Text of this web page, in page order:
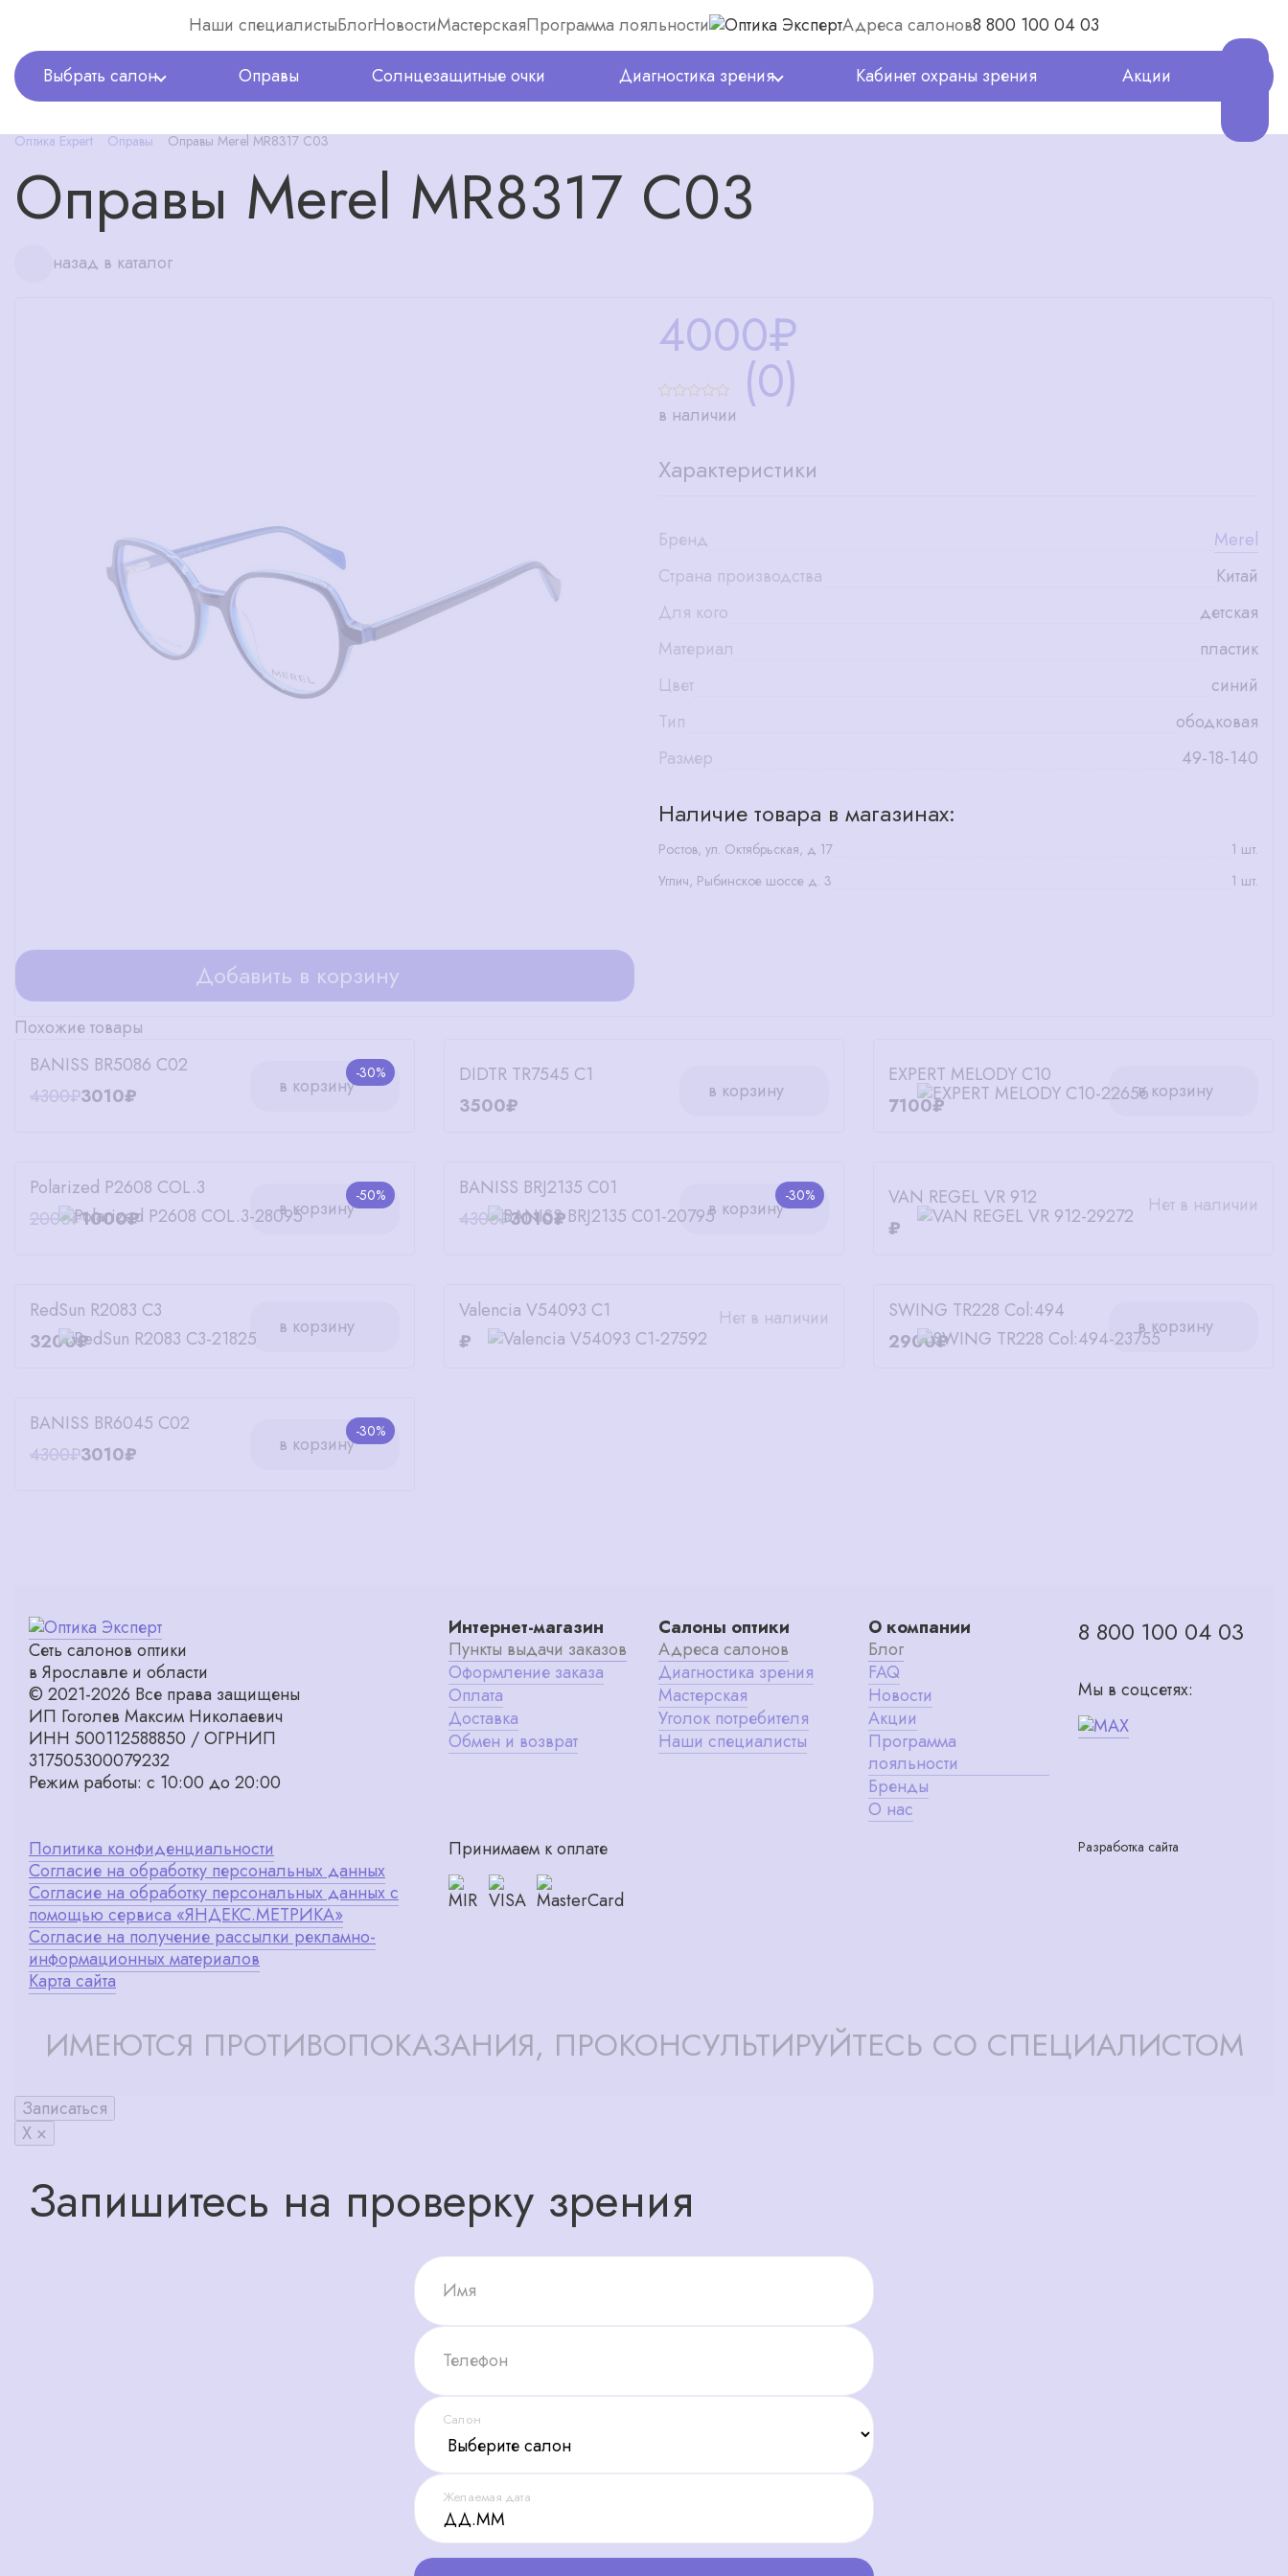
Наши специалистыБлогНовостиМастерскаяПрограмма лояльности Адреса салонов8 800 100 04 03
Выбрать салон Оправы Солнцезащитные очки Диагностика зрения Кабинет охраны зрения Акции
Оптика Expert Оправы Оправы Merel MR8317 C03
Оправы Merel MR8317 C03
назад в каталог
4000₽
(0)
в наличии
Характеристики
Бренд
Merel
Страна производства
Китай
Для кого
детская
Материал
пластик
Цвет
синий
Тип
ободковая
Размер
49-18-140
Наличие товара в магазинах:
Ростов, ул. Октябрьская, д 17
1 шт.
Углич, Рыбинское шоссе д. 3
1 шт.
Добавить в корзину
Похожие товары
-30%
BANISS BR5086 C02
4300₽3010₽ в корзину
DIDTR TR7545 C1
3500₽
в корзину
EXPERT MELODY C10
7100₽
в корзину
-50%
Polarized P2608 COL.3
2000₽1000₽ в корзину
-30%
BANISS BRJ2135 C01
4300₽3010₽ в корзину
VAN REGEL VR 912
₽
Нет в наличии
RedSun R2083 C3
3200₽
в корзину
Valencia V54093 C1
₽
Нет в наличии
SWING TR228 Col:494
2900₽
в корзину
-30%
BANISS BR6045 C02
4300₽3010₽ в корзину
Сеть салонов оптики
в Ярославле и области
© 2021-2026 Все права защищены
ИП Гоголев Максим Николаевич
ИНН 500112588850 / ОГРНИП
317505300079232
Режим работы: с 10:00 до 20:00
Интернет-магазин
Пункты выдачи заказов
Оформление заказа
Оплата
Доставка
Обмен и возврат
Салоны оптики
Адреса салонов
Диагностика зрения
Мастерская
Уголок потребителя
Наши специалисты
О компании
Блог
FAQ
Новости
Акции
Программа
лояльности
Бренды
О нас
8 800 100 04 03
Мы в соцсетях:
Политика конфиденциальности
Согласие на обработку персональных данных
Согласие на обработку персональных данных с
помощью сервиса «ЯНДЕКС.МЕТРИКА»
Согласие на получение рассылки рекламно-
информационных материалов
Карта сайта
Принимаем к оплате Разработка сайта
ИМЕЮТСЯ ПРОТИВОПОКАЗАНИЯ, ПРОКОНСУЛЬТИРУЙТЕСЬ СО СПЕЦИАЛИСТОМ
Записаться
X ×
Запишитесь на проверку зрения
Имя
Телефон
Салон
Желаемая дата